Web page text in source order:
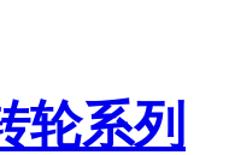
轮系列